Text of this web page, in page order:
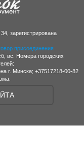
зарегистрирована
присоединения
вс. Номера городских
г. Минска; +37517218-00-82